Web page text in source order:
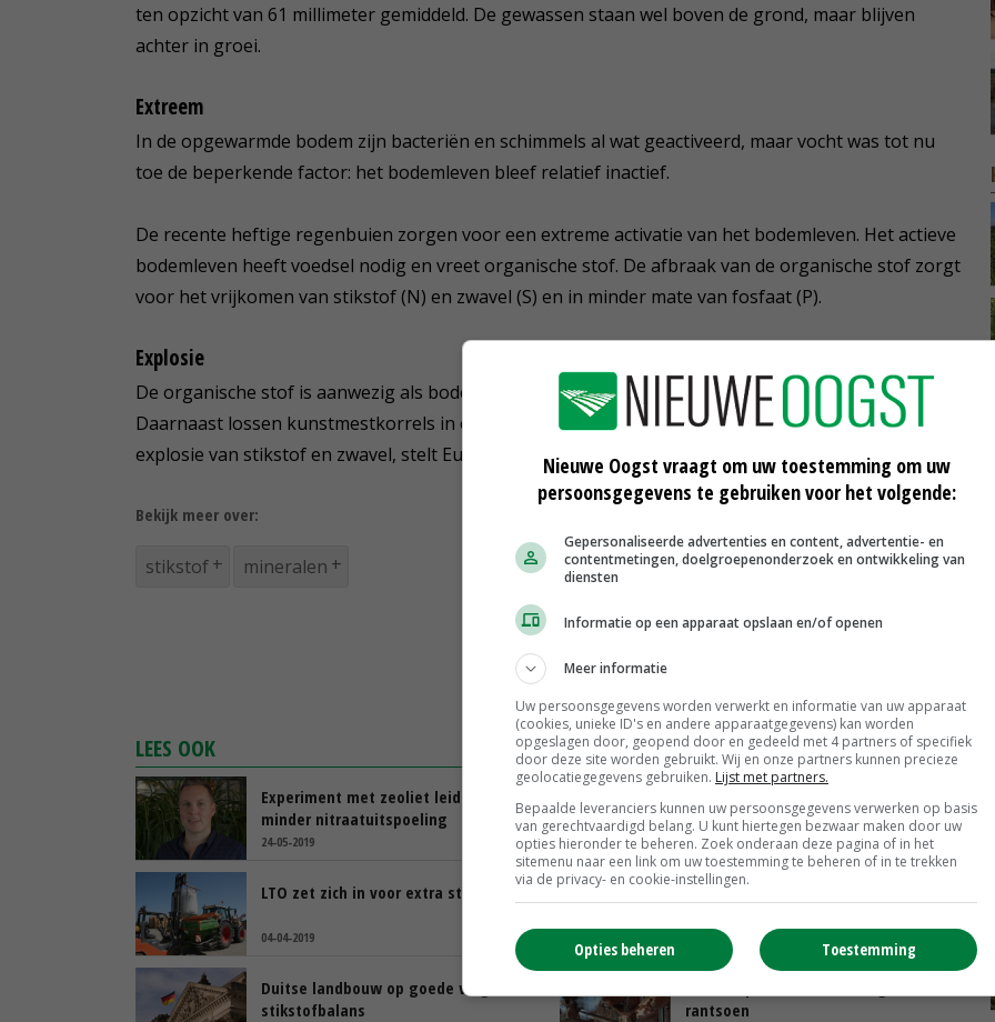
ten opzicht van 61 millimeter gemiddeld. De gewassen staan wel boven de grond, maar blijven
achter in groei.
Extreem
In de opgewarmde bodem zijn bacteriën en schimmels al wat geactiveerd, maar vocht was tot nu
toe de beperkende factor: het bodemleven bleef relatief inactief.
De recente heftige regenbuien zorgen voor een extreme activatie van het bodemleven. Het actieve
bodemleven heeft voedsel nodig en vreet organische stof. De afbraak van de organische stof zorgt
voor het vrijkomen van stikstof (N) en zwavel (S) en in minder mate van fosfaat (P).
Explosie
De organische stof is aanwezig als bodemorganische stof of in de vorm van mest of compost.
Daarnaast lossen kunstmestkorrels in een vochtige bodem snel en gemakkelijk op. Dit versterkt de
explosie van stikstof en zwavel, stelt Eurofins agro.
Bekijk meer over:
stikstof mineralen
LEES OOK
Experiment met zeoliet leidt tot
minder nitraatuitspoeling
24-05-2019
stikstofreductie
22-05-2019
LTO zet zich in voor extra stikstof
04-04-2019
Natuurorganisaties: pak
22-03-2019
Duitse landbouw op goede weg met
stikstofbalans
rantsoen
Nieuwe Oogst vraagt om uw toestemming om uw
persoonsgegevens te gebruiken voor het volgende:
Gepersonaliseerde advertenties en content, advertentie- en
contentmetingen, doelgroepenonderzoek en ontwikkeling van
diensten
Informatie op een apparaat opslaan en/of openen
Meer informatie
Uw persoonsgegevens worden verwerkt en informatie van uw apparaat
(cookies, unieke ID's en andere apparaatgegevens) kan worden
opgeslagen door, geopend door en gedeeld met 4 partners of specifiek
door deze site worden gebruikt. Wij en onze partners kunnen precieze
geolocatiegegevens gebruiken. Lijst met partners.
Bepaalde leveranciers kunnen uw persoonsgegevens verwerken op basis
van gerechtvaardigd belang. U kunt hiertegen bezwaar maken door uw
opties hieronder te beheren. Zoek onderaan deze pagina of in het
sitemenu naar een link om uw toestemming te beheren of in te trekken
via de privacy- en cookie-instellingen.
Toestemming
Opties beheren